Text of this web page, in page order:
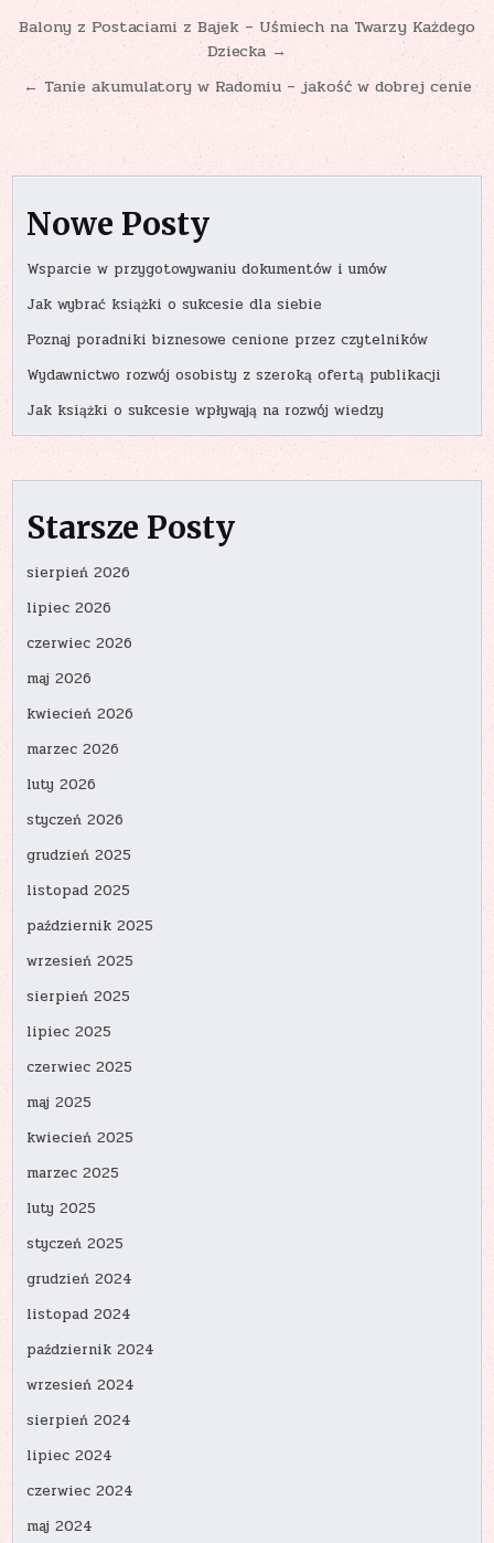
Nawigacja
Balony z Postaciami z Bajek – Uśmiech na Twarzy Każdego
Dziecka →
← Tanie akumulatory w Radomiu – jakość w dobrej cenie
Nowe Posty
Wsparcie w przygotowywaniu dokumentów i umów
Jak wybrać książki o sukcesie dla siebie
Poznaj poradniki biznesowe cenione przez czytelników
Wydawnictwo rozwój osobisty z szeroką ofertą publikacji
Jak książki o sukcesie wpływają na rozwój wiedzy
Starsze Posty
sierpień 2026
lipiec 2026
czerwiec 2026
maj 2026
kwiecień 2026
marzec 2026
luty 2026
styczeń 2026
grudzień 2025
listopad 2025
październik 2025
wrzesień 2025
sierpień 2025
lipiec 2025
czerwiec 2025
maj 2025
kwiecień 2025
marzec 2025
luty 2025
styczeń 2025
grudzień 2024
listopad 2024
październik 2024
wrzesień 2024
sierpień 2024
lipiec 2024
czerwiec 2024
maj 2024